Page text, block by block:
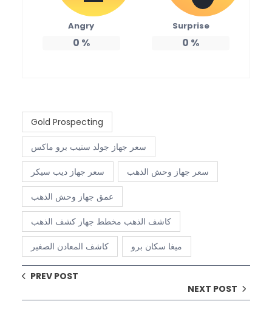
Angry
0 %
Surprise
0 %
Gold Prospecting
سعر جهاز جولد ستيب برو ماكس
سعر جهاز ديب سيكر سعر جهاز وحش الذهب
عمق جهاز وحش الذهب
كاشف الذهب مخطط جهاز كشف الذهب
كاشف المعادن الصغير ميغا سكان برو
PREV POST
NEXT POST